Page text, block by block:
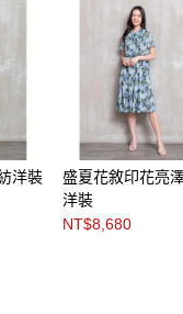
洋裝
盛夏花敘印花亮
洋裝
NT$8,680